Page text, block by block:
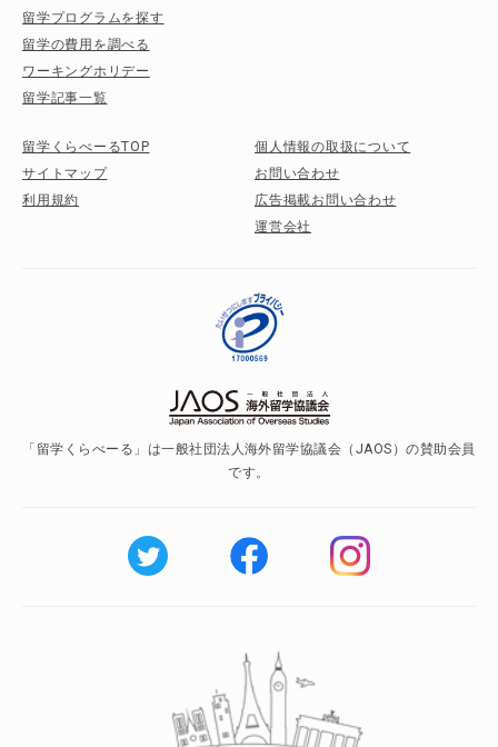
留学プログラムを探す
留学の費用を調べる
ワーキングホリデー
留学記事一覧
留学くらべーるTOP
サイトマップ
利用規約
個人情報の取扱について
お問い合わせ
広告掲載お問い合わせ
運営会社
「留学くらべーる」は一般社団法人海外留学協議会（JAOS）の賛助会員
です。